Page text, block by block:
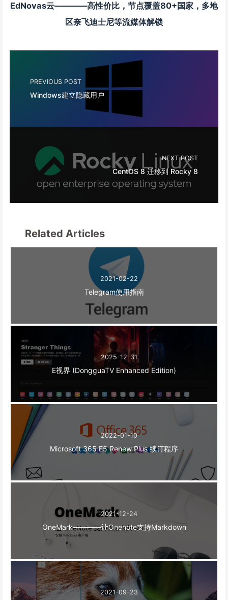
EdNovas云————高性价比，节点覆盖80+国家，多地
区奈飞迪士尼等流媒体解锁
PREVIOUS POST
Windows建立隐藏用户
NEXT POST
CentOS 8 迁移到 Rocky 8
Related Articles
2021-02-22
Telegram使用指南
2025-12-31
E视界 (DongguaTV Enhanced Edition)
2022-01-10
Microsoft 365 E5 Renew Plus 续订程序
2021-12-24
OneMark————让Onenote支持Markdown
2021-09-23